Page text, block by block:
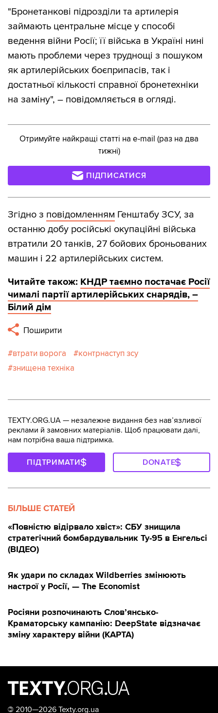
"Бронетанкові підрозділи та артилерія
займають центральне місце у способі
ведення війни Росії; її війська в Україні нині
мають проблеми через труднощі з пошуком
як артилерійських боєприпасів, так і
достатньої кількості справної бронетехніки
на заміну", – повідомляється в огляді.
Отримуйте найкращі статті на e-mail (раз на два
тижні)
ПІДПИСАТИСЯ
Згідно з повідомленням Генштабу ЗСУ, за
останню добу російські окупаційні війська
втратили 20 танків, 27 бойових броньованих
машин і 22 артилерійських систем.
Читайте також: КНДР таємно постачає Росії
чималі партії артилерійських снарядів, –
Білий дім
Поширити
втрати ворога
контрнаступ зсу
знищена техніка
TEXTY.ORG.UA — незалежне видання без навʼязливої
реклами й замовних матеріалів. Щоб працювати далі,
нам потрібна ваша підтримка.
ПІДТРИМАТИ DONATE
БІЛЬШЕ СТАТЕЙ
«Повністю відірвало хвіст»: СБУ знищила
стратегічний бомбардувальник Ту-95 в Енгельсі
(ВІДЕО)
Як удари по складах Wildberries змінюють
настрої у Росії, — The Economist
Росіяни розпочинають Слов’янсько-
Краматорську кампанію: DeepState відзначає
зміну характеру війни (КАРТА)
© 2010—2026 Texty.org.ua